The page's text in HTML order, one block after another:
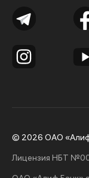
© 2026 ОАО
Лицензия НБТ